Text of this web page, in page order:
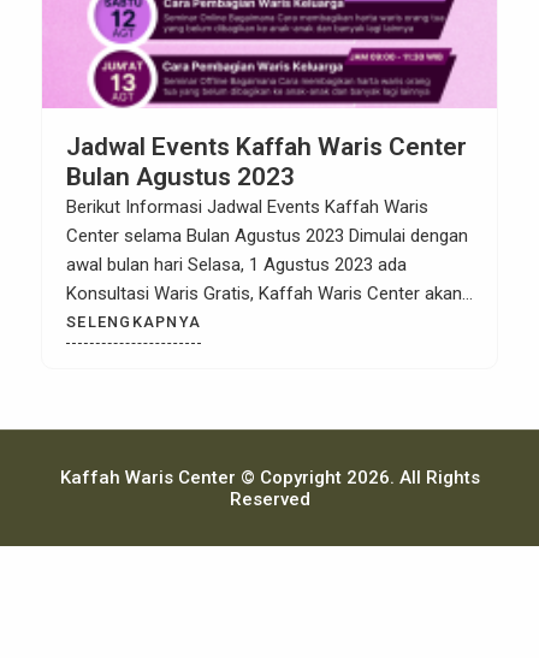
Jadwal Events Kaffah Waris Center
Bulan Agustus 2023
Berikut Informasi Jadwal Events Kaffah Waris
Center selama Bulan Agustus 2023 Dimulai dengan
awal bulan hari Selasa, 1 Agustus 2023 ada
Konsultasi Waris Gratis, Kaffah Waris Center akan
Memberikan Solusi Penyelesaian Kasus Waris serta
Bagaimana Cara Mudah & Menyenangkan Dalam
rekaman videonya klik disini. […]
SELENGKAPNYA
Kaffah Waris Center © Copyright 2026. All Rights
Reserved